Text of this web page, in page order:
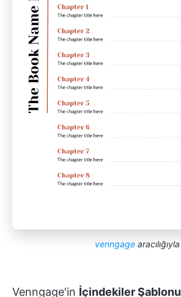
venngagearacılığıyla
Venngage'in İçindekiler Şablonu